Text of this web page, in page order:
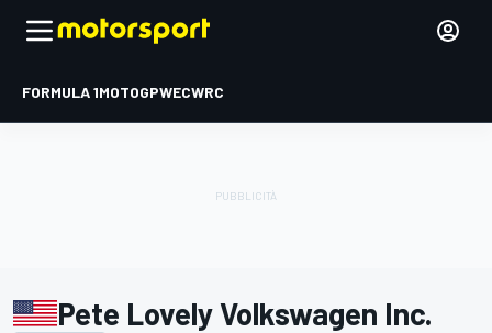
FORMULA 1MOTOGPWECWRC
Pete Lovely Volkswagen Inc.